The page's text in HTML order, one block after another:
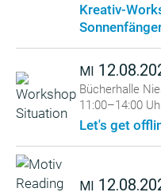
Kreativ-
MI
Bücherhalle
11:00–14:00
Let's get
MI